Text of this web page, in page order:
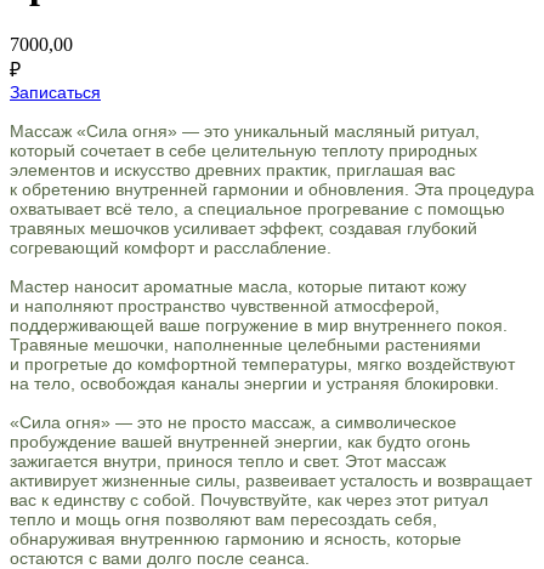
7000,00
₽
Записаться
Массаж «Сила огня» — это уникальный масляный ритуал,
который сочетает в себе целительную теплоту природных
элементов и искусство древних практик, приглашая вас
к обретению внутренней гармонии и обновления. Эта процедура
охватывает всё тело, а специальное прогревание с помощью
травяных мешочков усиливает эффект, создавая глубокий
согревающий комфорт и расслабление.
Мастер наносит ароматные масла, которые питают кожу
и наполняют пространство чувственной атмосферой,
поддерживающей ваше погружение в мир внутреннего покоя.
Травяные мешочки, наполненные целебными растениями
и прогретые до комфортной температуры, мягко воздействуют
на тело, освобождая каналы энергии и устраняя блокировки.
«Сила огня» — это не просто массаж, а символическое
пробуждение вашей внутренней энергии, как будто огонь
зажигается внутри, принося тепло и свет. Этот массаж
активирует жизненные силы, развеивает усталость и возвращает
вас к единству с собой. Почувствуйте, как через этот ритуал
тепло и мощь огня позволяют вам пересоздать себя,
обнаруживая внутреннюю гармонию и ясность, которые
остаются с вами долго после сеанса.